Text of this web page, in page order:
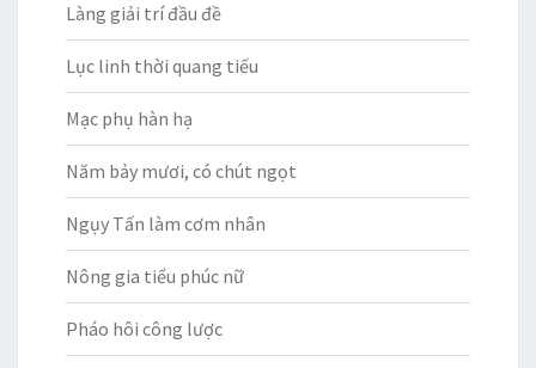
Làng giải trí đầu đề
Lục linh thời quang tiếu
Mạc phụ hàn hạ
Năm bảy mươi, có chút ngọt
Ngụy Tấn làm cơm nhân
Nông gia tiểu phúc nữ
Pháo hôi công lược